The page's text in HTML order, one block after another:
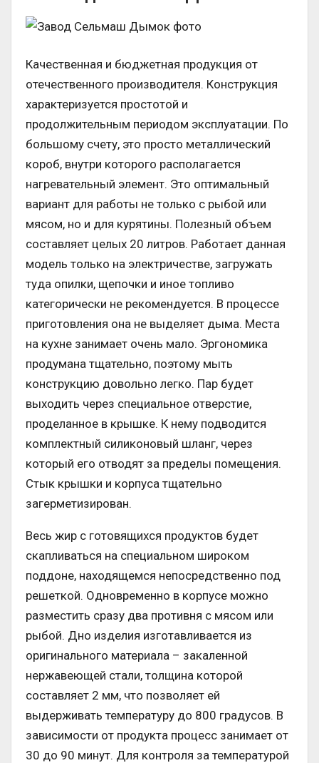
Качественная и бюджетная продукция от
отечественного производителя. Конструкция
характеризуется простотой и
продолжительным периодом эксплуатации. По
большому счету, это просто металлический
короб, внутри которого располагается
нагревательный элемент. Это оптимальный
вариант для работы не только с рыбой или
мясом, но и для курятины. Полезный объем
составляет целых 20 литров. Работает данная
модель только на электричестве, загружать
туда опилки, щепочки и иное топливо
категорически не рекомендуется. В процессе
приготовления она не выделяет дыма. Места
на кухне занимает очень мало. Эргономика
продумана тщательно, поэтому мыть
конструкцию довольно легко. Пар будет
выходить через специальное отверстие,
проделанное в крышке. К нему подводится
комплектный силиконовый шланг, через
который его отводят за пределы помещения.
Стык крышки и корпуса тщательно
загерметизирован.
Весь жир с готовящихся продуктов будет
скапливаться на специальном широком
поддоне, находящемся непосредственно под
решеткой. Одновременно в корпусе можно
разместить сразу два противня с мясом или
рыбой. Дно изделия изготавливается из
оригинального материала – закаленной
нержавеющей стали, толщина которой
составляет 2 мм, что позволяет ей
выдерживать температуру до 800 градусов. В
зависимости от продукта процесс занимает от
30 до 90 минут. Для контроля за температурой